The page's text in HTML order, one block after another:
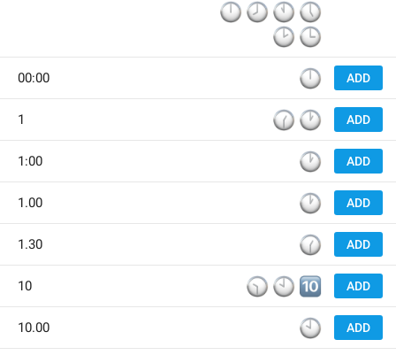
🕛
🕗
🕚
🕔
🕑
🕒
ADD
🕛
00:00
ADD
🕜
🕐
1
ADD
🕐
1:00
ADD
🕐
1.00
ADD
🕜
1.30
ADD
🕥
🕙
🔟
10
ADD
🕙
10.00